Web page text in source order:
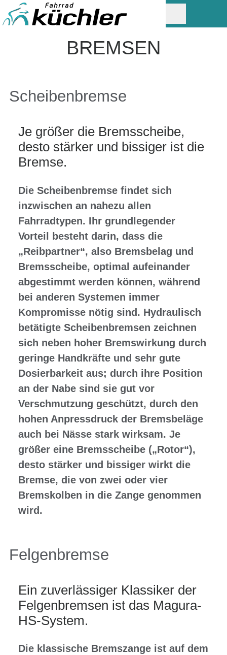
BREMSEN
Scheibenbremse
Je größer die Bremsscheibe,
desto stärker und bissiger ist die
Bremse.
Die Scheibenbremse findet sich
inzwischen an nahezu allen
Fahrradtypen. Ihr grundlegender
Vorteil besteht darin, dass die
„Reibpartner“, also Bremsbelag und
Bremsscheibe, optimal aufeinander
abgestimmt werden können, während
bei anderen Systemen immer
Kompromisse nötig sind. Hydraulisch
betätigte Scheibenbremsen zeichnen
sich neben hoher Bremswirkung durch
geringe Handkräfte und sehr gute
Dosierbarkeit aus; durch ihre Position
an der Nabe sind sie gut vor
Verschmutzung geschützt, durch den
hohen Anpressdruck der Bremsbeläge
auch bei Nässe stark wirksam. Je
größer eine Bremsscheibe („Rotor“),
desto stärker und bissiger wirkt die
Bremse, die von zwei oder vier
Bremskolben in die Zange genommen
wird.
Felgenbremse
Ein zuverlässiger Klassiker der
Felgenbremsen ist das Magura-
HS-System.
Die klassische Bremszange ist auf dem